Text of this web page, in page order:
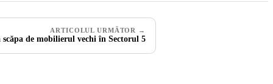
ARTICOLUL URMĂTOR →
de mobilierul vechi în Sectorul 5